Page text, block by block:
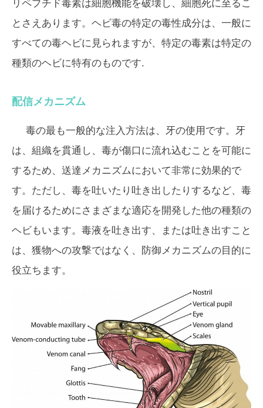
リペプチド毒素は細胞機能を破壊し、細胞死に至るこ
とさえあります。ヘビ毒の特定の毒性成分は、一般に
すべての毒ヘビに見られますが、特定の毒素は特定の
種類のヘビに特有のものです.
配信メカニズム
毒の最も一般的な注入方法は、牙の使用です。牙
は、組織を貫通し、毒が傷口に流れ込むことを可能に
するため、送達メカニズムにおいて非常に効果的で
す。ただし、毒を吐いたり吐き出したりするなど、毒
を届けるためにさまざまな適応を開発した他の種類の
ヘビもいます。毒液を吐き出す、または吐き出すこと
は、獲物への攻撃ではなく、防御メカニズムの目的に
役立ちます。